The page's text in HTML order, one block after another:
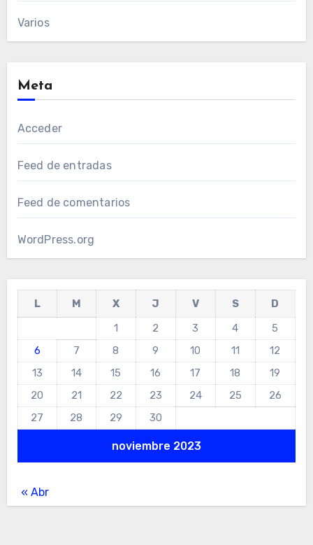
Varios
Meta
Acceder
Feed de entradas
Feed de comentarios
WordPress.org
noviembre 2023
L M X J V S
D
1
2 3 4
5
6
7 8 9 10 11
12
13
14 15 16 17 18
19
20
21 22 23 24 25
26
27
28 29 30
« Abr